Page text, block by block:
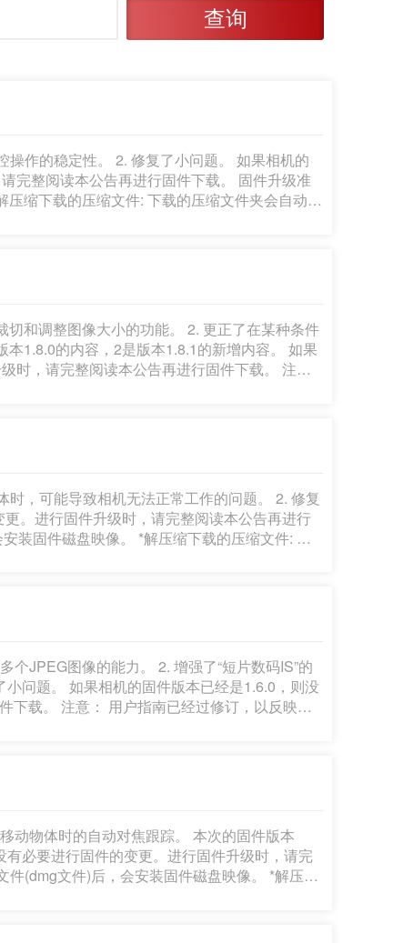
查询
定性。 2. 修复了小问题。 如果相机的
本公告再进行固件下载。 固件升级准
和调整图像大小的功能。 2. 更正了在某种条件
，请完整阅读本公告再进行固件下载。 注
固件更新步骤的说明(用日语,英语,法语,西班牙
必仔细阅读说明，以确认您理解固件更]
，可能导致相机无法正常工作的问题。 2. 修复
图像转换为多个JPEG图像的能力。 2. 增强
JPEG图像的能力。 2. 增强了“短片数码IS”的
是1.6.0，则没
，以反映产
语,英语,法语,西班牙语和简体中文五种语言书写
自动对焦跟踪。 本次的固件版本
必要进行固件的变更。进行固件升级时，请完